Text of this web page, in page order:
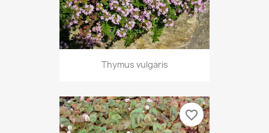
Thymus vulgaris
favorite_border